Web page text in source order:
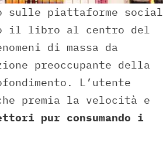
sulle piattaforme social
il libro al centro del
di massa da
preoccupante della
L’utente
premia la velocità e
pur consumando i